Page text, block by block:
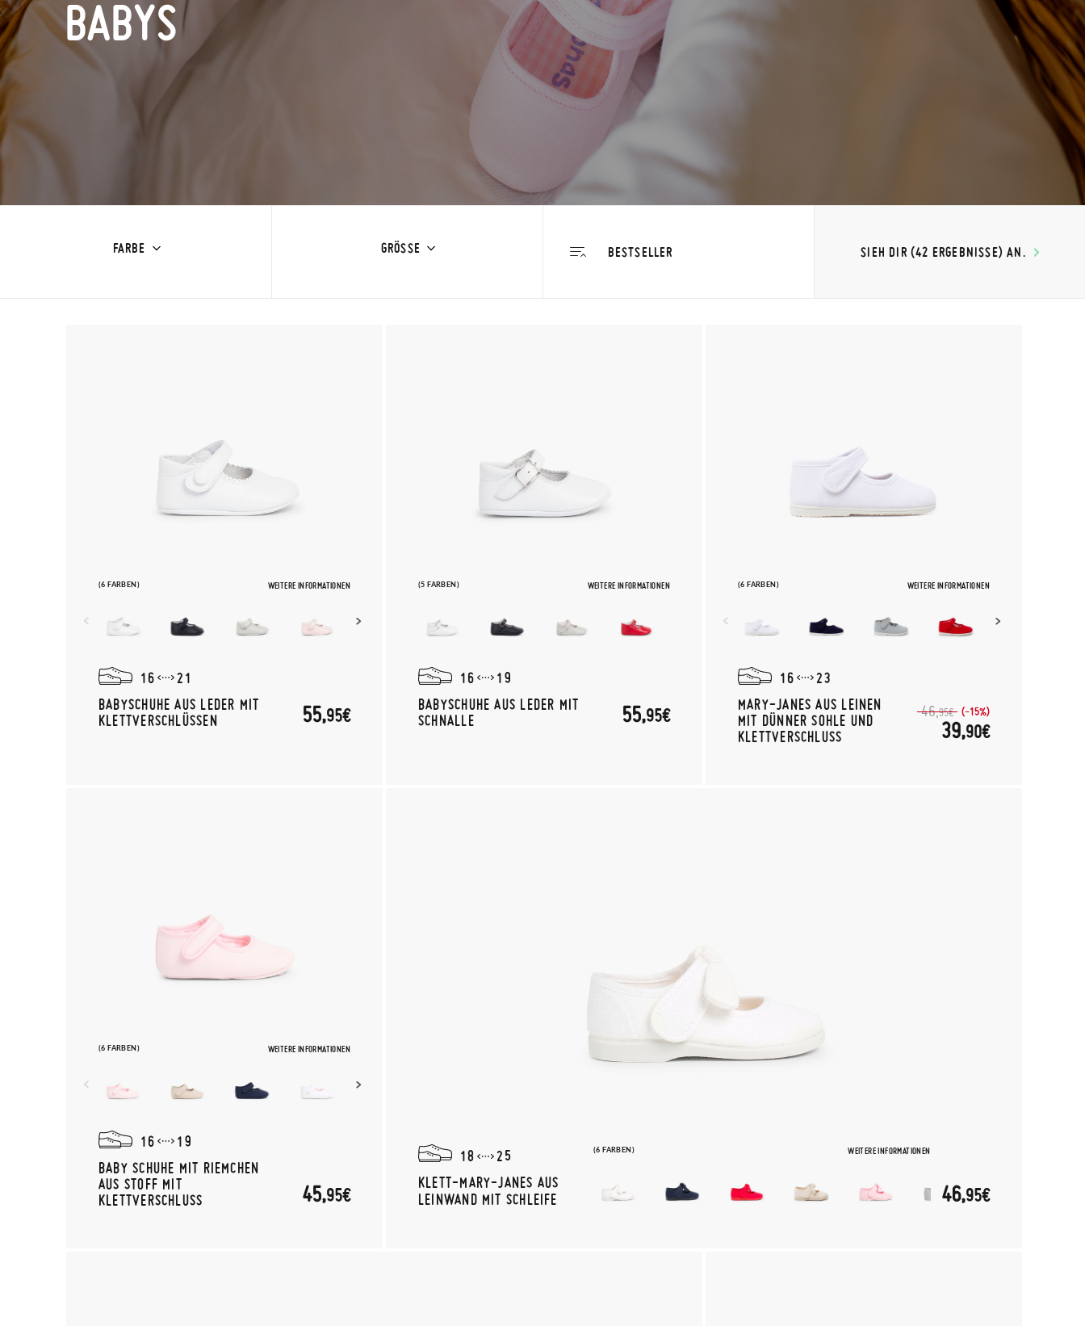
BABYS
FARBE GRÖSSE SIEH DIR (42 ERGEBNISSE) AN.
(6 FARBEN) WEITERE INFORMATIONEN
16
21
BABYSCHUHE AUS LEDER MIT
KLETTVERSCHLÜSSEN
55,95€
(5 FARBEN) WEITERE INFORMATIONEN
16
19
BABYSCHUHE AUS LEDER MIT
SCHNALLE
55,95€
(6 FARBEN) WEITERE INFORMATIONEN
16
23
MARY-JANES AUS LEINEN
MIT DÜNNER SOHLE UND
KLETTVERSCHLUSS
46,95€ (-15%)
39,90€
(6 FARBEN) WEITERE INFORMATIONEN
16
19
BABY SCHUHE MIT RIEMCHEN
AUS STOFF MIT
KLETTVERSCHLUSS
45,95€
(6 FARBEN) WEITERE INFORMATIONEN
18
25
KLETT-MARY-JANES AUS
LEINWAND MIT SCHLEIFE
46,95€